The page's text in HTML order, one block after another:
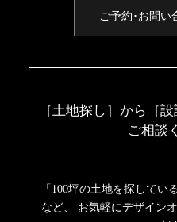
ご予約･お問い
［土地探し］から［設
ご相談
「100坪の土地を探してい
など、
お気軽にデザイン